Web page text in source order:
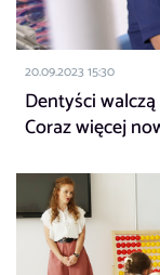
20.09.2023 15:30
Dentyści
Coraz więcej